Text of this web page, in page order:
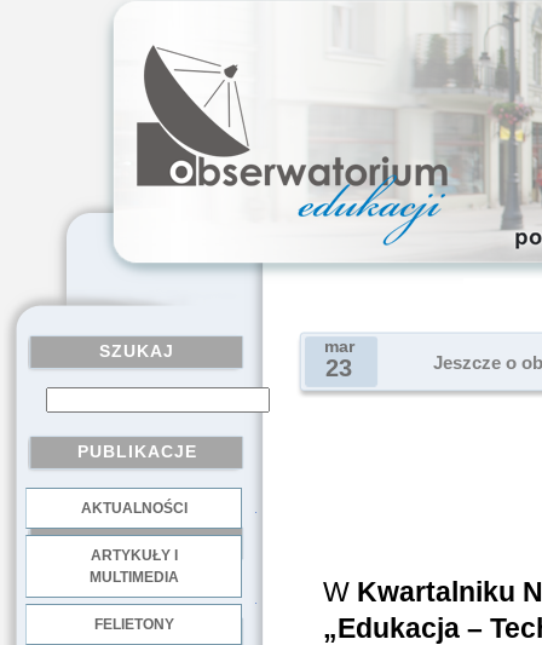
SZUKAJ
PUBLIKACJE
AKTUALNOŚCI
ARTYKUŁY I
MULTIMEDIA
FELIETONY
mar
23 Jeszcze o
W Kwartalniku
„Edukacja –